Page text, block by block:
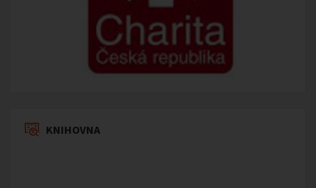
KNIHOVNA